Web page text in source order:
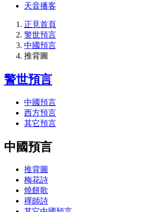
天音播客
正見首頁
警世預言
中國預言
推背圖
警世預言
中國預言
西方預言
其它預言
中國預言
推背圖
梅花詩
燒餅歌
禪師詩